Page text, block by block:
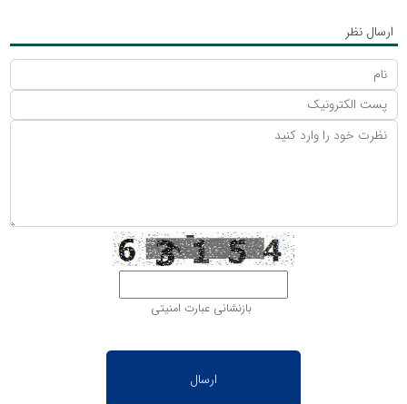
ارسال نظر
بازنشانی عبارت امنیتی